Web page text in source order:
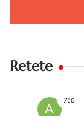
Retete
A
710